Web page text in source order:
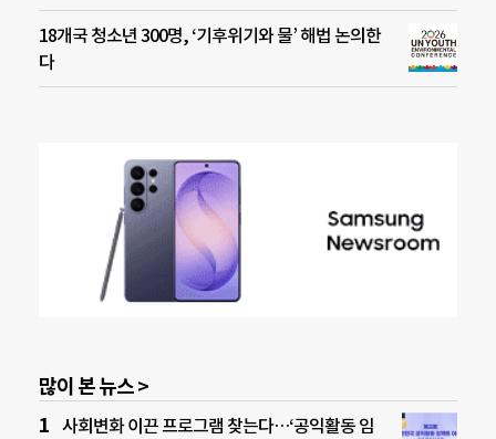
18개국 청소년 300명, ‘기후위기와 물’ 해법 논의한
다
많이 본 뉴스 >
사회변화 이끈 프로그램 찾는다…‘공익활동 임